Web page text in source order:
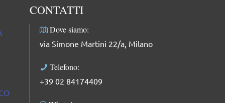
CONTATTI
Dove siamo:
via Simone Martini 22/a, Milano
Telefono:
+39 02 84174409